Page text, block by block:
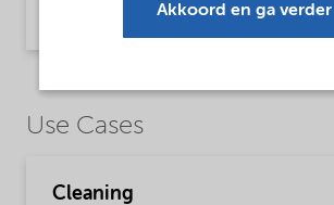
Product Data Sheet | application/pdf (33,5 KB) | English
Use Cases
Cleaning
Akkoord en ga verder